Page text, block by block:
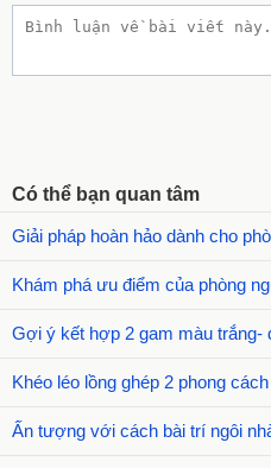
Có thể bạn quan tâm
Giải pháp hoàn hảo dành cho
Khám phá ưu điểm của phòng
Gợi ý kết hợp 2 gam màu trắng-
Khéo léo lồng ghép 2 phong
Ấn tượng với cách bài trí ngôi